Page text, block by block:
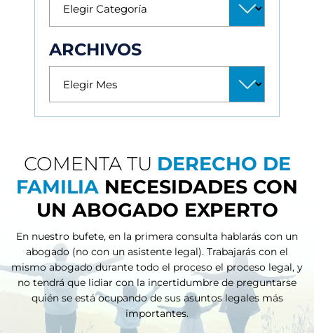
ARCHIVOS
COMENTA TU DERECHO DE
FAMILIA NECESIDADES CON
UN ABOGADO EXPERTO
En nuestro bufete, en la primera consulta hablarás con un
abogado (no con un asistente legal). Trabajarás con el
mismo abogado durante todo el proceso el proceso legal, y
no tendrá que lidiar con la incertidumbre de preguntarse
quién se está ocupando de sus asuntos legales más
importantes.